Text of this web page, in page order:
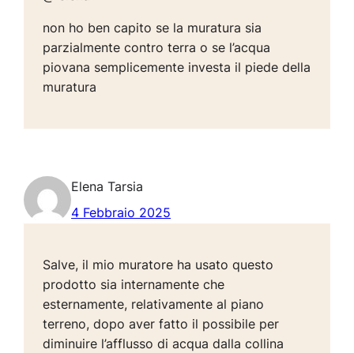
non ho ben capito se la muratura sia
parzialmente contro terra o se l’acqua
piovana semplicemente investa il piede della
muratura
Elena Tarsia
4 Febbraio 2025
Salve, il mio muratore ha usato questo
prodotto sia internamente che
esternamente, relativamente al piano
terreno, dopo aver fatto il possibile per
diminuire l’afflusso di acqua dalla collina